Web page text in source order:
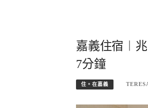
嘉義住宿︱
7分鐘
住。在嘉義